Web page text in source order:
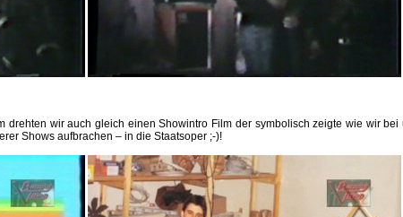
drehten wir auch gleich einen Showintro Film der symbolisch zeigte wie wir bei
Shows aufbrachen – in die Staatsoper ;-)!